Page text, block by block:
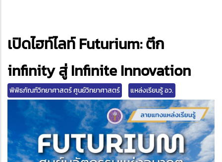
เปิดไฮท์ไลท์ Futurium: ตึก
infinity สู่ Infinite Innovation
พิพิธภัณฑ์วิทยาศาสตร์ ศูนย์วิทยาศาสตร์ แหล่งเรียนรู้ อว.